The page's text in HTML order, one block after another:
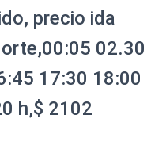
precio ida
02.30
17:30 18:00
h,$ 2102